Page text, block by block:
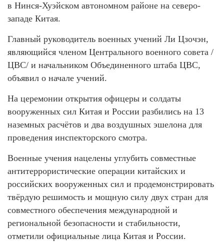
в Нинся-Хуэйском автономном районе на северо-
западе Китая.
Главный руководитель военных учений Ли Цзочэн,
являющийся членом Центрального военного совета /
ЦВС/ и начальником Объединенного штаба ЦВС,
объявил о начале учений.
На церемонии открытия офицеры и солдаты
вооруженных сил Китая и России разбились на 13
наземных расчётов и два воздушных эшелона для
проведения инспекторского смотра.
Военные учения нацелены углубить совместные
антитеррористические операции китайских и
российских вооруженных сил и продемонстрировать
твёрдую решимость и мощную силу двух стран для
совместного обеспечения международной и
региональной безопасности и стабильности,
отметили официальные лица Китая и России.